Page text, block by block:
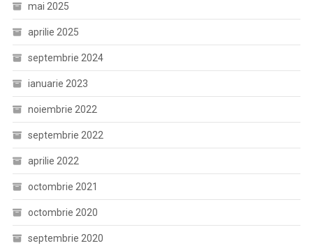
mai 2025
aprilie 2025
septembrie 2024
ianuarie 2023
noiembrie 2022
septembrie 2022
aprilie 2022
octombrie 2021
octombrie 2020
septembrie 2020